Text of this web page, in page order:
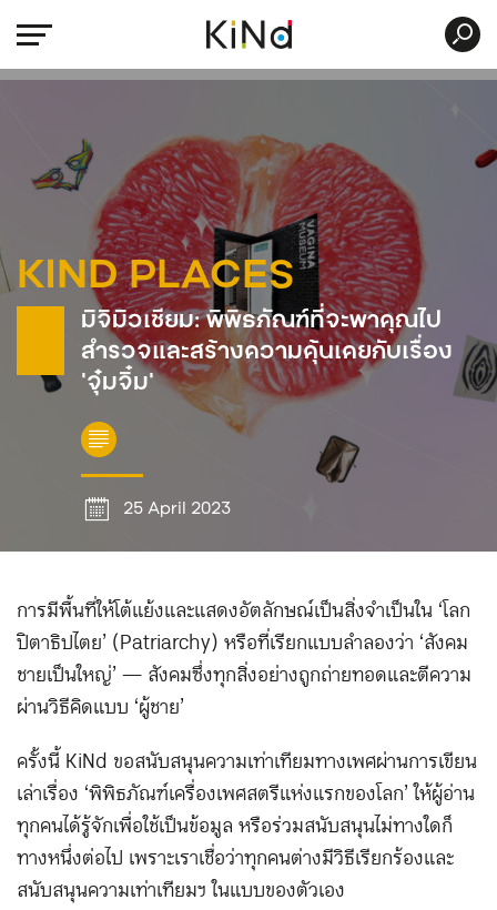
KIND PLACES
มิจิมิวเซียม: พิพิธภัณฑ์ที่จะพาคุณไป
สำรวจและสร้างความคุ้นเคยกับเรื่อง
‘จุ๋มจิ๋ม’
25 April 2023
การมีพื้นที่ให้โต้แย้งและแสดงอัตลักษณ์เป็นสิ่งจำเป็นใน ‘โลก
ปิตาธิปไตย’ (Patriarchy) หรือที่เรียกแบบลำลองว่า ‘สังคม
ชายเป็นใหญ่’ — สังคมซึ่งทุกสิ่งอย่างถูกถ่ายทอดและตีความ
ผ่านวิธีคิดแบบ ‘ผู้ชาย’
ครั้งนี้ KiNd ขอสนับสนุนความเท่าเทียมทางเพศผ่านการเขียน
เล่าเรื่อง ‘พิพิธภัณฑ์เครื่องเพศสตรีแห่งแรกของโลก’ ให้ผู้อ่าน
ทุกคนได้รู้จักเพื่อใช้เป็นข้อมูล หรือร่วมสนับสนุนไม่ทางใดก็
ทางหนึ่งต่อไป เพราะเราเชื่อว่าทุกคนต่างมีวิธีเรียกร้องและ
สนับสนุนความเท่าเทียมฯ ในแบบของตัวเอง